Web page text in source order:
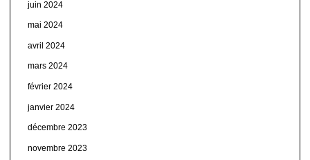
juin 2024
mai 2024
avril 2024
mars 2024
février 2024
janvier 2024
décembre 2023
novembre 2023